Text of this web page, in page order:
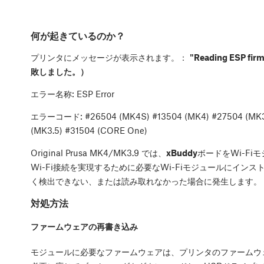
何が起きているのか？
プリンタにメッセージが表示されます。： "Reading ESP
敗しました。）
エラー名称: ESP Error
エラーコード: #26504 (MK4S) #13504 (MK4) #27504
(MK3.5) #31504 (CORE One)
Original Prusa MK4/MK3.9 では、 xBuddyボードをWi-Fiモ
Wi-Fi接続を実現するために必要なWi-Fiモジュールにインス
く検出できない、または読み取れなかった場合に発生します。
対処方法
ファームウェアの再書き込み
モジュールに必要なファームウェアは、プリンタのファーム